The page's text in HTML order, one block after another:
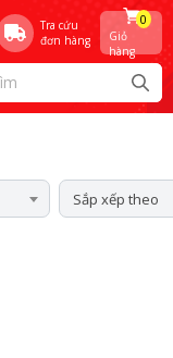
Tra cứu
đơn hàng
Giỏ
hàng
0
Sắp xếp theo